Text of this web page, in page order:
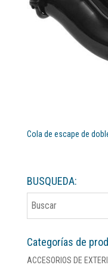
Cola de escape de
BUSQUEDA:
Categorías de
ACCESORIOS DE